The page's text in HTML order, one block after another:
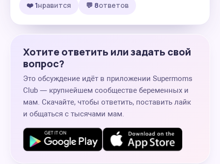
❤️ 1нравится 💬 8ответов
Хотите ответить или задать свой
вопрос?
Это обсуждение идёт в приложении Supermoms
Club — крупнейшем сообществе беременных и
мам. Скачайте, чтобы ответить, поставить лайк
и общаться с тысячами мам.